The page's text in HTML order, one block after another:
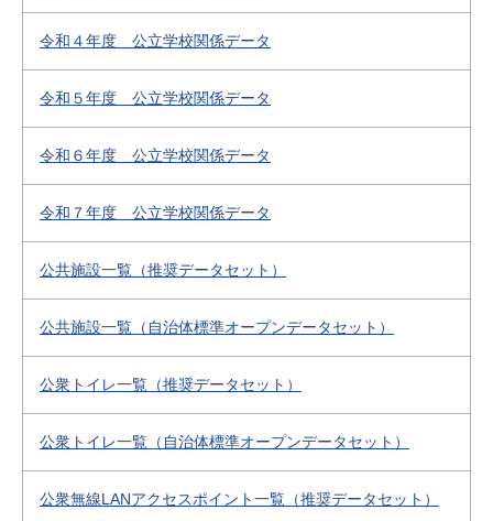
令和４年度 公立学校関係データ
令和５年度 公立学校関係データ
令和６年度 公立学校関係データ
令和７年度 公立学校関係データ
公共施設一覧（推奨データセット）
公共施設一覧（自治体標準オープンデータセット）
公衆トイレ一覧（推奨データセット）
公衆トイレ一覧（自治体標準オープンデータセット）
公衆無線LANアクセスポイント一覧（推奨データセット）